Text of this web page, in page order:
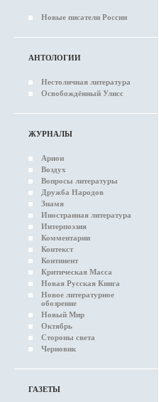
Новые писатели России
АНТОЛОГИИ
Нестоличная литература
Освобождённый Улисс
ЖУРНАЛЫ
Арион
Воздух
Вопросы литературы
Дружба Народов
Знамя
Иностранная литература
Интерпоэзия
Комментарии
Контекст
Континент
Критическая Масса
Новая Русская Книга
Новое литературное
обозрение
Новый Мир
Октябрь
Стороны света
Черновик
ГАЗЕТЫ